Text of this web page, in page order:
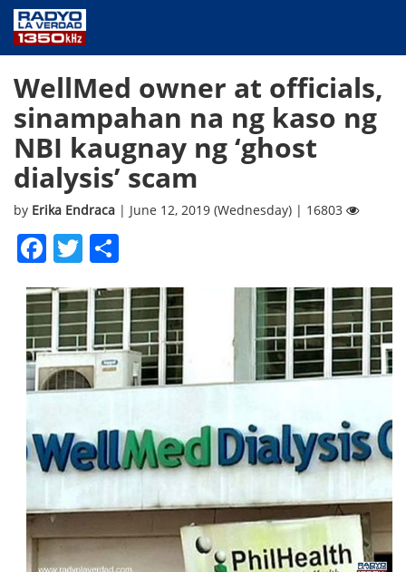
PUBLIC SERVICE
ANNOUNCEMENTS
PROGRAMS
ABOUT
CONTACT US
WellMed owner at officials,
sinampahan na ng kaso ng
NBI kaugnay ng ‘ghost
dialysis’ scam
by Erika Endraca | June 12, 2019 (Wednesday) | 16803
Facebook
Twitter